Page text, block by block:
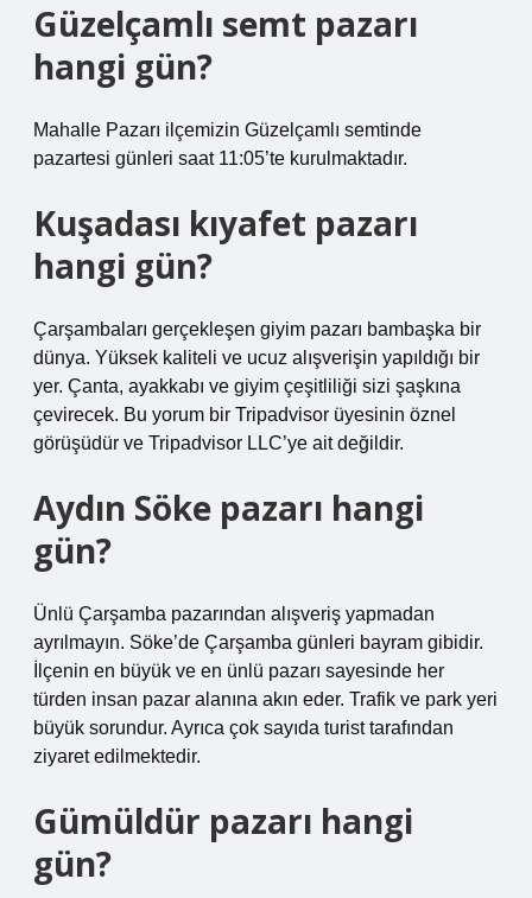
Güzelçamlı semt pazarı
hangi gün?
Mahalle Pazarı ilçemizin Güzelçamlı semtinde
pazartesi günleri saat 11:05’te kurulmaktadır.
Kuşadası kıyafet pazarı
hangi gün?
Çarşambaları gerçekleşen giyim pazarı bambaşka bir
dünya. Yüksek kaliteli ve ucuz alışverişin yapıldığı bir
yer. Çanta, ayakkabı ve giyim çeşitliliği sizi şaşkına
çevirecek. Bu yorum bir Tripadvisor üyesinin öznel
görüşüdür ve Tripadvisor LLC’ye ait değildir.
Aydın Söke pazarı hangi
gün?
Ünlü Çarşamba pazarından alışveriş yapmadan
ayrılmayın. Söke’de Çarşamba günleri bayram gibidir.
İlçenin en büyük ve en ünlü pazarı sayesinde her
türden insan pazar alanına akın eder. Trafik ve park yeri
büyük sorundur. Ayrıca çok sayıda turist tarafından
ziyaret edilmektedir.
Gümüldür pazarı hangi
gün?